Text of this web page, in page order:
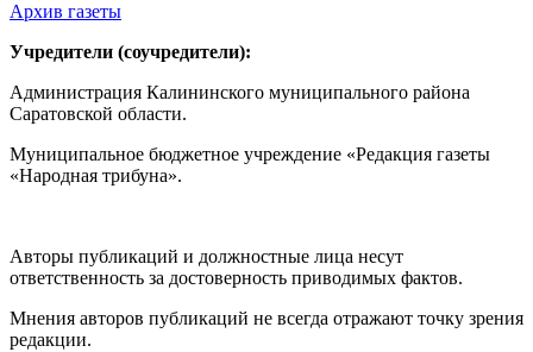
Архив газеты
Учредители (соучредители):
Администрация Калининского муниципального района
Саратовской области.
Муниципальное бюджетное учреждение «Редакция газеты
«Народная трибуна».
Авторы публикаций и должностные лица несут
ответственность за достоверность приводимых фактов.
Мнения авторов публикаций не всегда отражают точку зрения
редакции.